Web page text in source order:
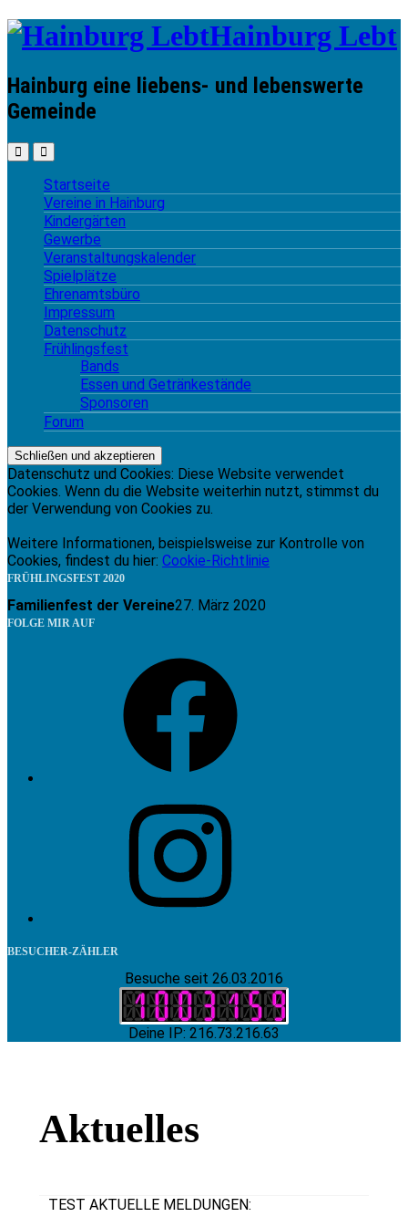
Hainburg Lebt
Hainburg eine liebens- und lebenswerte
Gemeinde
Startseite
Vereine in Hainburg
Kindergärten
Gewerbe
Veranstaltungskalender
Spielplätze
Ehrenamtsbüro
Impressum
Datenschutz
Frühlingsfest
Bands
Essen und Getränkestände
Sponsoren
Forum
Datenschutz und Cookies: Diese Website verwendet
Cookies. Wenn du die Website weiterhin nutzt, stimmst du
der Verwendung von Cookies zu.
Weitere Informationen, beispielsweise zur Kontrolle von
Cookies, findest du hier: Cookie-Richtlinie
FRÜHLINGSFEST 2020
Familienfest der Vereine27. März 2020
FOLGE MIR AUF
BESUCHER-ZÄHLER
Besuche seit 26.03.2016
Deine IP: 216.73.216.63
Aktuelles
TEST AKTUELLE MELDUNGEN: